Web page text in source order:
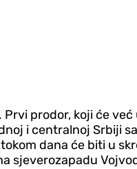
prodor, koji će
i centralnoj Srbiji
dana će biti u
sjeverozapadu